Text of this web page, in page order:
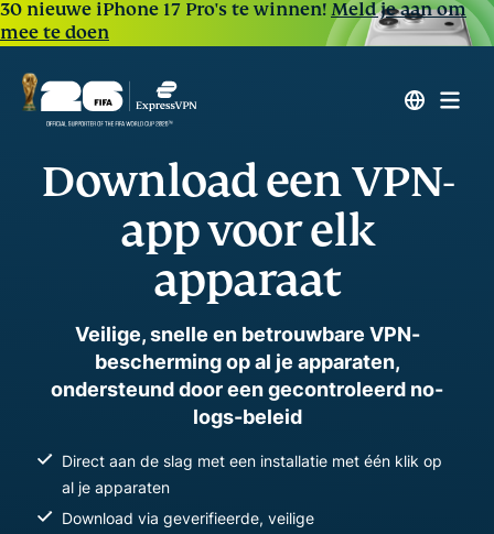
30 nieuwe iPhone 17 Pro's te winnen!Meld je aan om
mee te doen
Download een VPN-
app voor elk
apparaat
Veilige, snelle en betrouwbare VPN-
bescherming op al je apparaten,
ondersteund door een gecontroleerd no-
logs-beleid
Direct aan de slag met een installatie met één klik op
al je apparaten
Download via geverifieerde, veilige